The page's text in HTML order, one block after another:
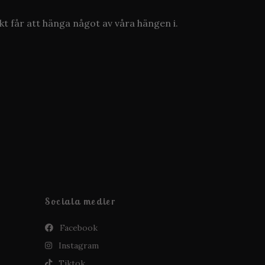
får att hänga något av våra hängen i.
Sociala medier
Facebook
Instagram